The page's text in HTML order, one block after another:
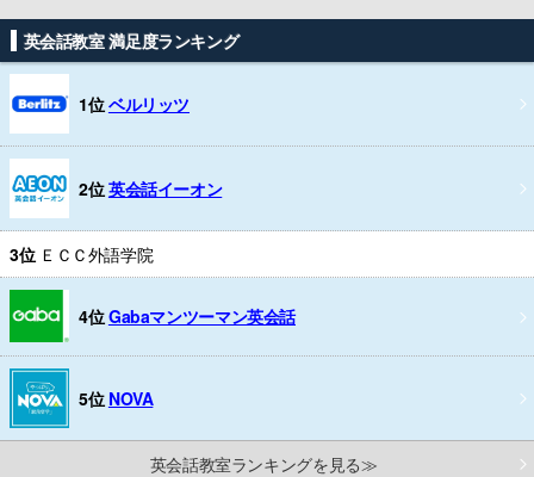
英会話教室 満足度ランキング
1位ベルリッツ
2位英会話イーオン
3位 ＥＣＣ外語学院
4位Gabaマンツーマン英会話
5位 NOVA
英会話教室ランキングを見る≫